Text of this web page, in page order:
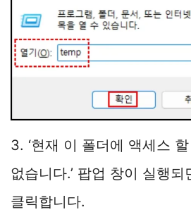
3. ‘현재 이 폴더에 액세스
없습니다.’ 팝업 창이 실행되
클릭합니다.